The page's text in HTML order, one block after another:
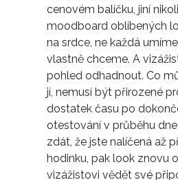
cenovém balíčku, jiní
moodboard oblíbených
na srdce, ne každá
vlastně chceme. A
pohled odhadnout. Co
jí, nemusí být přirozené
dostatek času po
otestování v průběhu
zdát, že jste nalíčená až
hodinku, pak look znovu
vizážistovi vědět své